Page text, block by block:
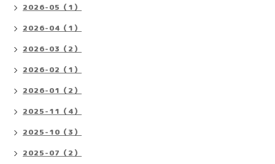
2026-05（1）
2026-04（1）
2026-03（2）
2026-02（1）
2026-01（2）
2025-11（4）
2025-10（3）
2025-07（2）